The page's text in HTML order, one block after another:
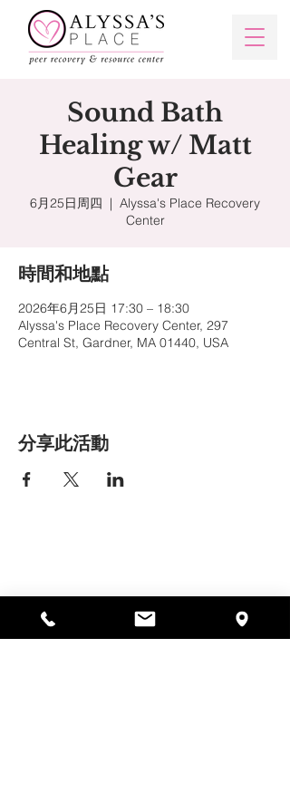
Sound Bath
Healing w/ Matt
Gear
6月25日周四
  |
Alyssa's Place Recovery
Center
時間和地點
2026年6月25日 17:30 – 18:30
Alyssa's Place Recovery Center, 297
Central St, Gardner, MA 01440, USA
分享此活動
01440
978-364-0920